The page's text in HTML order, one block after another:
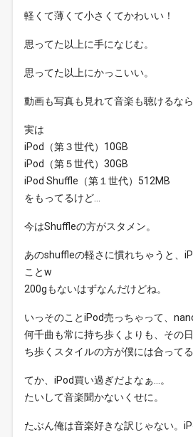
軽くて薄くて小さくてかわいい！
思ってた以上に手になじむ。
思ってた以上にかっこいい。
動画も写真も見れて音楽も聴けるな
実は
iPod（第３世代）10GB
iPod（第５世代）30GB
iPod Shuffle（第１世代）512MB
をもってるけど…
今はShuffleの方がスタメン。
あのshuffleの軽さに慣れちゃうと、
ことw
200gもないはずなんだけどね。
いっそのことiPod売っちゃって、
何千曲も常に持ち歩くよりも、その
ち歩くスタイルの方が僕には合ってる
てか、iPod買い過ぎだよなぁ…。
たいして音楽聞かないくせに。
たぶん俺は音楽好きな訳じゃない。